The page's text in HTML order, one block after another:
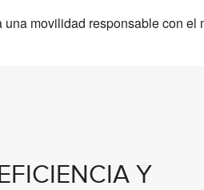
una movilidad responsable con
Y